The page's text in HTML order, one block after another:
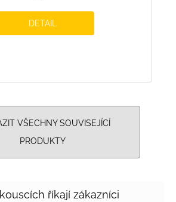
DETAIL
VŠECHNY SOUVISEJÍCÍ
PRODUKTY